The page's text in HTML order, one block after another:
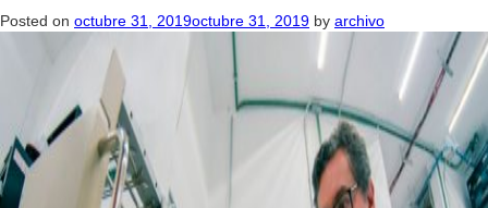
Posted on octubre 31, 2019octubre 31, 2019 by archivo